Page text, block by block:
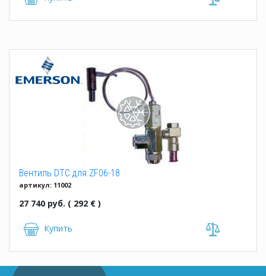
Вентиль DTC для ZF06-18
артикул: 11002
27 740 руб. ( 292 € )
Купить